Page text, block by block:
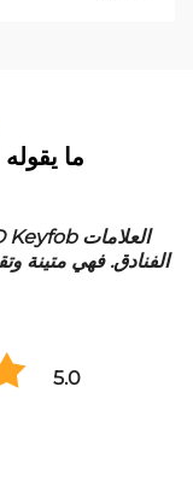
ما
الفنادق. فهي متينة
5.0